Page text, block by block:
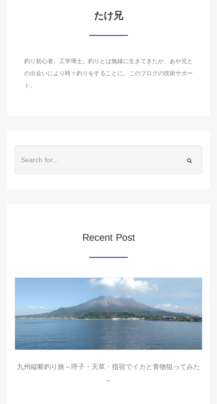
たけ兄
釣り初心者。工学博士。釣りとは無縁に生きてきたが、あや兄と
の出会いにより時々釣りをすることに。このブログの技術サポー
ト。
Recent Post
九州縦断釣り旅～呼子・天草・指宿でイカと青物狙ってみた
～